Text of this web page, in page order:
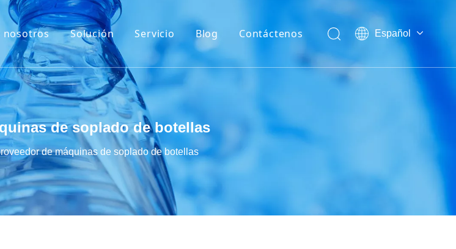
y soplado
de botellas de PET
por inyección
de inyección
nosotros Solución Servicio Blog
Noticias de la Industria
Exposiciones
Contáctenos Español
العربية
de soplado de botellas
de máquinas de soplado de botellas